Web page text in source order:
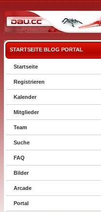
STARTSEITE BLOG PORTAL
Startseite
Registrieren
Kalender
Mitglieder
Team
Suche
FAQ
Bilder
Arcade
Portal